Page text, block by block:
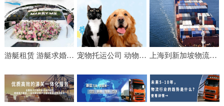
游艇租赁 游艇求婚 游艇生日宴会 游艇轰趴 出海海钓费用 宠物托运公司 动物运输 邮寄猫咪狗狗 飞机随机 手续代办 上海到新加坡物流【美设】食品家具船舶运输物流公司服务